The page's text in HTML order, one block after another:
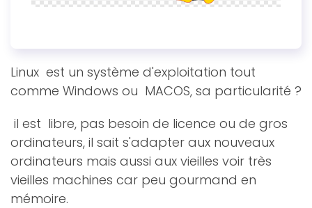
Linux est un système d'exploitation tout
comme Windows ou MACOS, sa particularité ?
il est libre, pas besoin de licence ou de gros
ordinateurs, il sait s'adapter aux nouveaux
ordinateurs mais aussi aux vieilles voir très
vieilles machines car peu gourmand en
mémoire.